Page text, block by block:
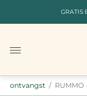
GRATIS
ontvangst / RUMMO